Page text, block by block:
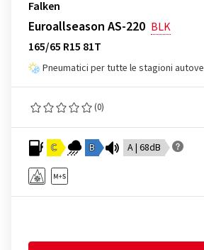
Falken
Euroallseason AS-220 BLK
165/65 R15 81T
Pneumatici per tutte le stagioni
(0)
C B A | 68dB